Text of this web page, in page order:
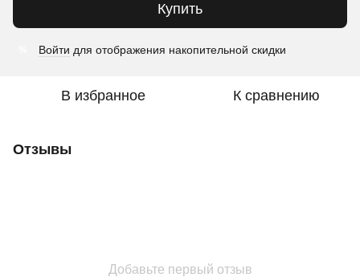
Купить
Войти для отображения накопительной скидки
В избранное К сравнению
Отзывы
Добавьте первый отзыв